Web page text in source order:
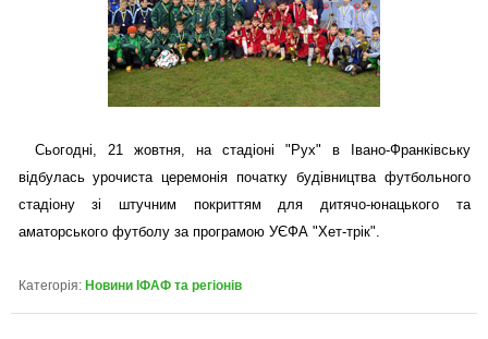
Сьогодні, 21 жовтня, на стадіоні "Рух" в Івано-Франківську
відбулась урочиста церемонія початку будівництва футбольного
стадіону зі штучним покриттям для дитячо-юнацького та
аматорського футболу за програмою УЄФА "Хет-трік".
Категорія: Новини ІФАФ та регіонів